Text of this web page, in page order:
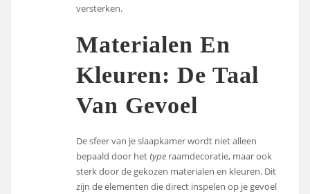
versterken.
Materialen En
Kleuren: De Taal
Van Gevoel
De sfeer van je slaapkamer wordt niet alleen
bepaald door hettype raamdecoratie, maar ook
sterk door de gekozen materialen en kleuren. Dit
zijn de elementen die direct inspelen op je gevoel